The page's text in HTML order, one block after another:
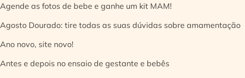
Agende as fotos de bebe e ganhe um kit MAM!
Agosto Dourado: tire todas as suas dúvidas sobre amamentação
Ano novo, site novo!
Antes e depois no ensaio de gestante e bebês